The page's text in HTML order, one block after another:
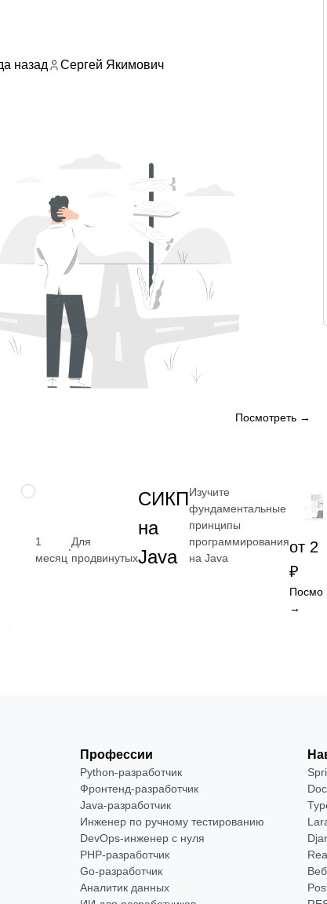
назад Сергей Якимович
Посмотреть →
НАВЫК
1
месяц
·
Для
продвинутых
СИКП
на
Java
Изучите
фундаментальные
принципы
программирования
на Java
от 2
₽
→
Профессии
Python-разработчик
Фронтенд-разработчик
Java-разработчик
Инженер по ручному тестированию
DevOps-инженер с нуля
РНР-разработчик
Go-разработчик
Аналитик данных